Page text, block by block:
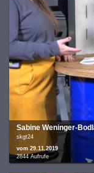
Sabine Weninger-
skgt24
vom 29.11.2019
2844 Aufrufe